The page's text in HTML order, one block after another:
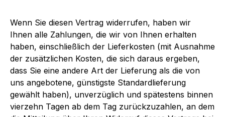
Wenn Sie diesen Vertrag widerrufen, haben wir
Ihnen alle Zahlungen, die wir von Ihnen erhalten
haben, einschließlich der Lieferkosten (mit Ausnahme
der zusätzlichen Kosten, die sich daraus ergeben,
dass Sie eine andere Art der Lieferung als die von
uns angebotene, günstigste Standardlieferung
gewählt haben), unverzüglich und spätestens binnen
vierzehn Tagen ab dem Tag zurückzuzahlen, an dem